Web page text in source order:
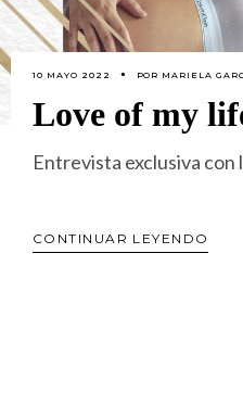
10 MAYO 2022 POR MARIELA
Love of my
Entrevista exclusiva con
CONTINUAR LEYENDO